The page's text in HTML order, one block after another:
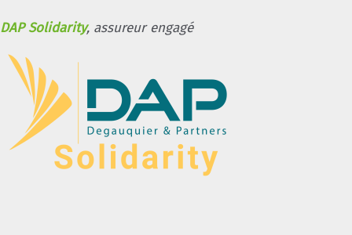
DAP Solidarity, assureur engagé